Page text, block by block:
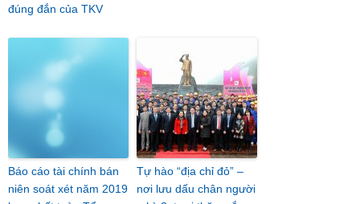
đúng đắn của TKV
Báo cáo tài chính bán
niên soát xét năm 2019
Tự hào “địa chỉ đỏ” –
nơi lưu dấu chân người